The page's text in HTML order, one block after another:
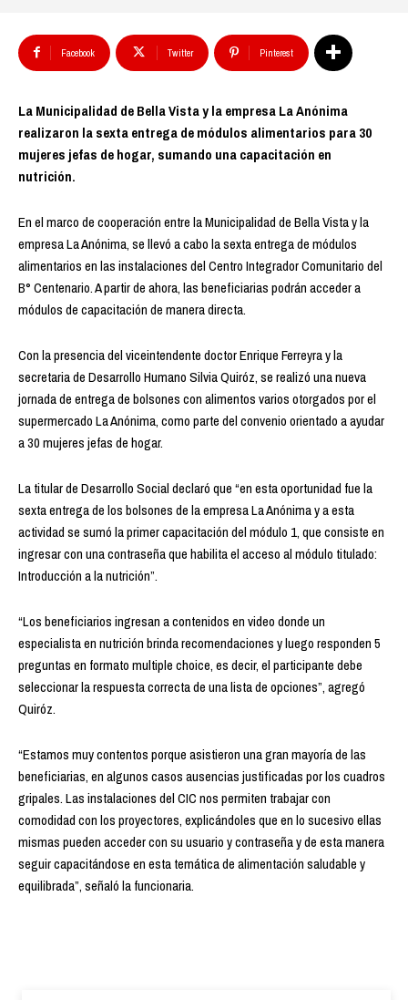
Facebook Twitter Pinterest
La Municipalidad de Bella Vista y la empresa La Anónima
realizaron la sexta entrega de módulos alimentarios para 30
mujeres jefas de hogar, sumando una capacitación en
nutrición.
En el marco de cooperación entre la Municipalidad de Bella Vista y la
empresa La Anónima, se llevó a cabo la sexta entrega de módulos
alimentarios en las instalaciones del Centro Integrador Comunitario del
B° Centenario. A partir de ahora, las beneficiarias podrán acceder a
módulos de capacitación de manera directa.
Con la presencia del viceintendente doctor Enrique Ferreyra y la
secretaria de Desarrollo Humano Silvia Quiróz, se realizó una nueva
jornada de entrega de bolsones con alimentos varios otorgados por el
supermercado La Anónima, como parte del convenio orientado a ayudar
a 30 mujeres jefas de hogar.
La titular de Desarrollo Social declaró que “en esta oportunidad fue la
sexta entrega de los bolsones de la empresa La Anónima y a esta
actividad se sumó la primer capacitación del módulo 1, que consiste en
ingresar con una contraseña que habilita el acceso al módulo titulado:
Introducción a la nutrición”.
“Los beneficiarios ingresan a contenidos en video donde un
especialista en nutrición brinda recomendaciones y luego responden 5
preguntas en formato multiple choice, es decir, el participante debe
seleccionar la respuesta correcta de una lista de opciones”, agregó
Quiróz.
“Estamos muy contentos porque asistieron una gran mayoría de las
beneficiarias, en algunos casos ausencias justificadas por los cuadros
gripales. Las instalaciones del CIC nos permiten trabajar con
comodidad con los proyectores, explicándoles que en lo sucesivo ellas
mismas pueden acceder con su usuario y contraseña y de esta manera
seguir capacitándose en esta temática de alimentación saludable y
equilibrada”, señaló la funcionaria.